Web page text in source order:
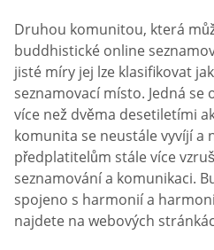
Druhou komunitou, která
buddhistické online
jisté míry jej lze klasifikovat
seznamovací místo. Jedná se
více než dvěma desetiletími
komunita se neustále vyvíjí a
předplatitelům stále více
seznamování a komunikaci.
spojeno s harmonií a
najdete na webových